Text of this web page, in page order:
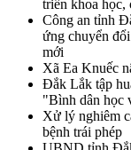
triển khoa học,
Công an tỉnh
ứng chuyển
mới
Xã Ea Knuếc
Đắk Lắk tập
"Bình dân học
Xử lý nghiêm
bệnh trái phép